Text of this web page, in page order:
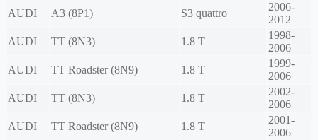
AUDI
A3 (8P1) S3 quattro
2006-
2012
AUDI
TT (8N3) 1.8 T
1998-
2006
AUDI
TT Roadster (8N9) 1.8 T
1999-
2006
AUDI
TT (8N3) 1.8 T
2002-
2006
AUDI
TT Roadster (8N9) 1.8 T
2001-
2006